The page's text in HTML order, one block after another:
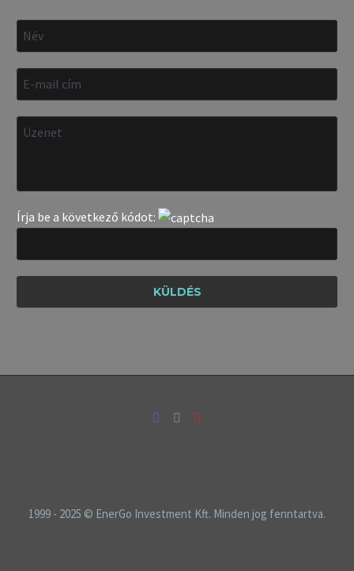
Írja be a következő kódot:
1999 - 2025 © EnerGo Investment Kft. Minden jog fenntartva.